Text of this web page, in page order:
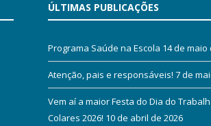
ÚLTIMAS PUBLICAÇÕES
Programa Saúde na Escola 14 de maio
Atenção, pais e responsáveis! 7 de
Vem aí a maior Festa do Dia do
Colares 2026! 10 de abril de 2026